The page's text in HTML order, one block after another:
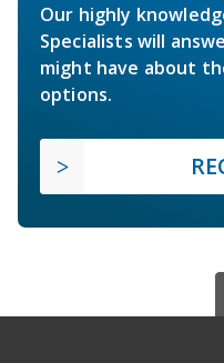
Our highly
Specialists will
might have about
options.